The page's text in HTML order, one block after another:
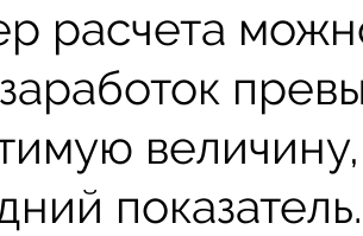
расчета
показатель.